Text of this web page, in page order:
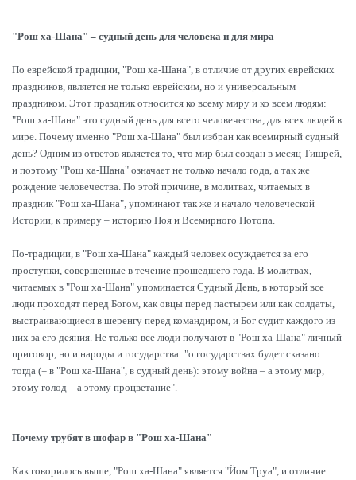
"Рош ха-Шана" – судный день для человека и для мира
По еврейской традиции, "Рош ха-Шана", в отличие от других еврейских
праздников, является не только еврейским, но и универсальным
праздником. Этот праздник относится ко всему миру и ко всем людям:
"Рош ха-Шана" это судный день для всего человечества, для всех людей в
мире. Почему именно "Рош ха-Шана" был избран как всемирный судный
день? Одним из ответов является то, что мир был создан в месяц Тишрей,
и поэтому "Рош ха-Шана" означает не только начало года, а так же
рождение человечества. По этой причине, в молитвах, читаемых в
праздник "Рош ха-Шана", упоминают так же и начало человеческой
Истории, к примеру – историю Ноя и Всемирного Потопа.
По-традиции, в "Рош ха-Шана" каждый человек осуждается за его
проступки, совершенные в течение прошедшего года. В молитвах,
читаемых в "Рош ха-Шана" упоминается Судный День, в который все
люди проходят перед Богом, как овцы перед пастырем или как солдаты,
выстраивающиеся в шеренгу перед командиром, и Бог судит каждого из
них за его деяния. Не только все люди получают в "Рош ха-Шана" личный
приговор, но и народы и государства: "о государствах будет сказано
тогда (= в "Рош ха-Шана", в судный день): этому война – а этому мир,
этому голод – а этому процветание".
Почему трубят в шофар в "Рош ха-Шана"
Как говорилось выше, "Рош ха-Шана" является "Йом Труа", и отличие